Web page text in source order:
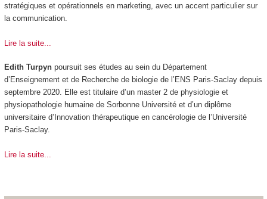
stratégiques et opérationnels en marketing, avec un accent particulier sur
la communication.
Lire la suite...
Edith Turpynpoursuit ses études au sein du Département
d’Enseignement et de Recherche de biologie de l’ENS Paris-Saclay depuis
septembre 2020. Elle est titulaire d’un master 2 de physiologie et
physiopathologie humaine de Sorbonne Université et d’un diplôme
universitaire d’Innovation thérapeutique en cancérologie de l’Université
Paris-Saclay.
Lire la suite...